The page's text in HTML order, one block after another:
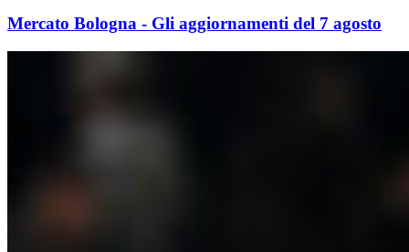
Mercato Bologna - Gli aggiornamenti del 7 agosto